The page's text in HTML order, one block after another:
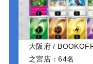
大阪府 /
之宮店：64名